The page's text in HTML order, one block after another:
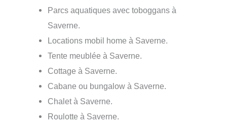
Parcs aquatiques avec toboggans à
Saverne.
Locations mobil home à Saverne.
Tente meublée à Saverne.
Cottage à Saverne.
Cabane ou bungalow à Saverne.
Chalet à Saverne.
Roulotte à Saverne.